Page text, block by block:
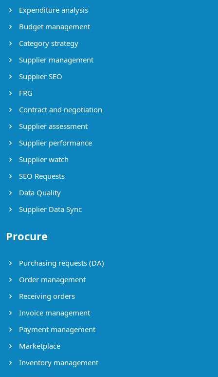
Expenditure analysis
Budget management
Category strategy
Supplier management
Supplier SEO
FRG
Contract and negotiation
Supplier assessment
Supplier performance
Supplier watch
SEO Requests
Data Quality
Supplier Data Sync
Procure
Purchasing requests (DA)
Order management
Receiving orders
Invoice management
Payment management
Marketplace
Inventory management